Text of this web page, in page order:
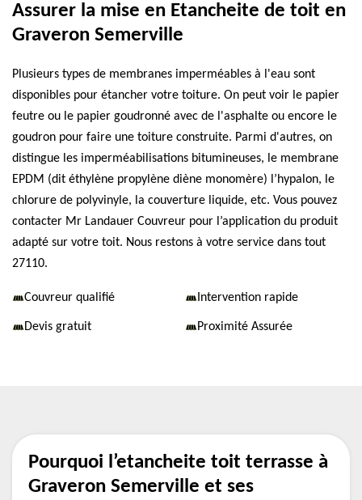
Assurer la mise en Etancheite de toit en
Graveron Semerville
Plusieurs types de membranes imperméables à l'eau sont
disponibles pour étancher votre toiture. On peut voir le papier
feutre ou le papier goudronné avec de l'asphalte ou encore le
goudron pour faire une toiture construite. Parmi d'autres, on
distingue les imperméabilisations bitumineuses, le membrane
EPDM (dit éthylène propylène diène monomère) l’hypalon, le
chlorure de polyvinyle, la couverture liquide, etc. Vous pouvez
contacter Mr Landauer Couvreur pour l’application du produit
adapté sur votre toit. Nous restons à votre service dans tout
27110.
Couvreur qualifié Intervention rapide
Devis gratuit Proximité Assurée
Pourquoi l’etancheite toit terrasse à
Graveron Semerville et ses